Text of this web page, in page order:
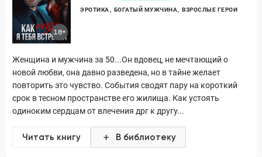
18+
ЭРОТИКА БОГАТЫЙ МУЖЧИНА ВЗРОСЛЫЕ ГЕРОИ
Женщина и мужчина за 50...Он вдовец, не мечтающий о
новой любви, она давно разведена, но в тайне желает
повторить это чувство. События сводят пару на короткий
срок в тесном пространстве его жилища. Как устоять
одиноким сердцам от влечения дрг к другу...
Читать книгу В библиотеку